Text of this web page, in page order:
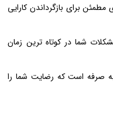
برای بازگرداندن کارایی
شما در کوتاه ‌ترین زمان
‌صرفه است که رضایت شما را